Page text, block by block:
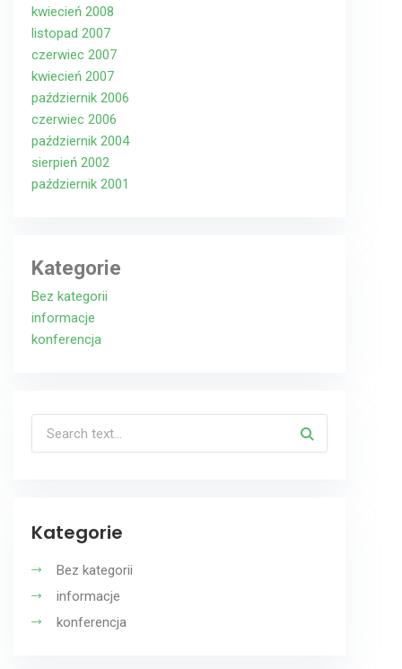
kwiecień 2008
listopad 2007
czerwiec 2007
kwiecień 2007
październik 2006
czerwiec 2006
październik 2004
sierpień 2002
październik 2001
Kategorie
Bez kategorii
informacje
konferencja
Kategorie
Bez kategorii
informacje
konferencja